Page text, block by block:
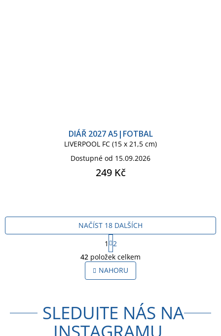
DIÁŘ 2027 A5|FOTBAL
LIVERPOOL FC (15 x 21,5 cm)
Dostupné od 15.09.2026
249 Kč
O
v
l
á
c
í
p
NAČÍST 18 DALŠÍCH
S
t
r
á
n
k
á
n
í
1
2
42 položek celkem
NAHORU
SLEDUJTE NÁS NA